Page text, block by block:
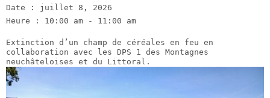
Date : juillet 8, 2026
Heure : 10:00 am - 11:00 am
Extinction d’un champ de céréales en feu en
collaboration avec les DPS 1 des Montagnes
neuchâteloises et du Littoral.